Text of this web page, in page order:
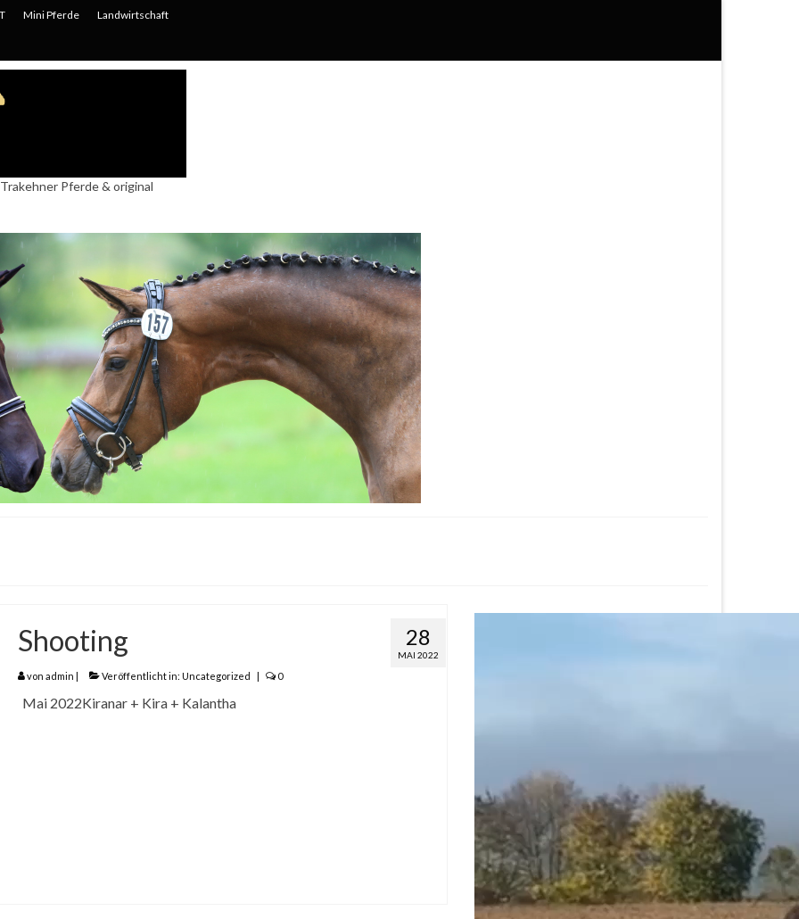
Mini Pferde Landwirtschaft
Pferde & original
28
MAI 2022
Shooting
von admin | Veröffentlicht in: Uncategorized | 0
Mai 2022Kiranar + Kira + Kalantha